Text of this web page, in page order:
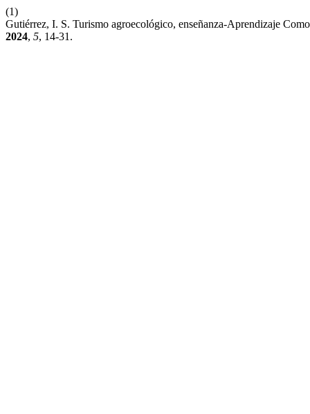
(1)
Gutiérrez, I. S. Turismo agroecológico, enseñanza-Aprendizaje
2024, 5, 14-31.